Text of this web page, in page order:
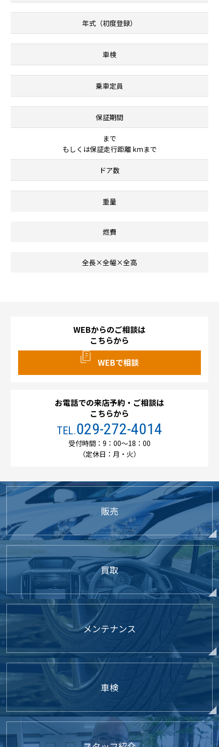
年式（初度登録）
車検
乗車定員
保証期間
まで
もしくは保証走行距離 kmまで
ドア数
重量
燃費
全長×全幅×全高
WEBからのご相談は
こちらから
WEBで相談
お電話での来店予約・ご相談は
こちらから
TEL.029-272-4014
受付時間：9：00～18：00
（定休日：月・火）
販売
買取
メンテナンス
車検